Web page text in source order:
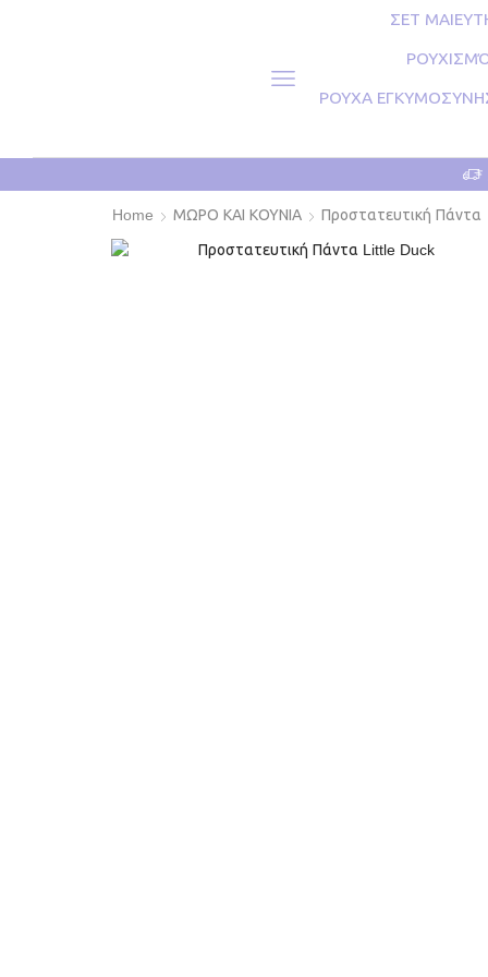
ΣΕΤ
ΡΟΥΧΑ
Home ΜΩΡΟ ΚΑΙ ΚΟΥΝΙΑ Προστατευτική Πάντα